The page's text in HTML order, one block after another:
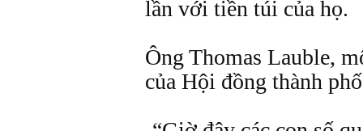
lần với tiền túi của họ.
Ông Thomas Lauble,
của Hội đồng thành